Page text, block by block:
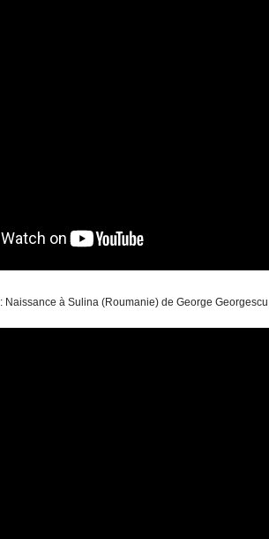
: Naissance à Sulina (Roumanie) de George